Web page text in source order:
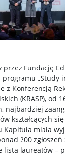
przez Fundację
„Study
z Konferencją
(KRASP), od
najbardziej
kształcących
Kapituła miała
200
lista laureatów –